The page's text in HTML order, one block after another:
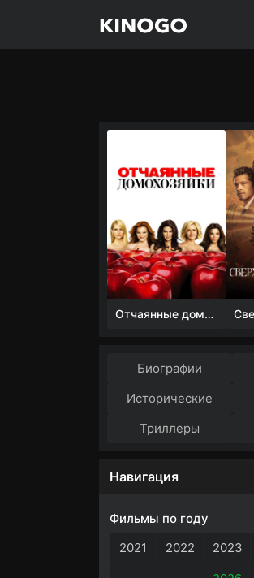
Отчаянные домохозяйки (1 сезон)
Биографии
Исторические
Триллеры
Навигация
Фильмы по году
2021
2022 2023